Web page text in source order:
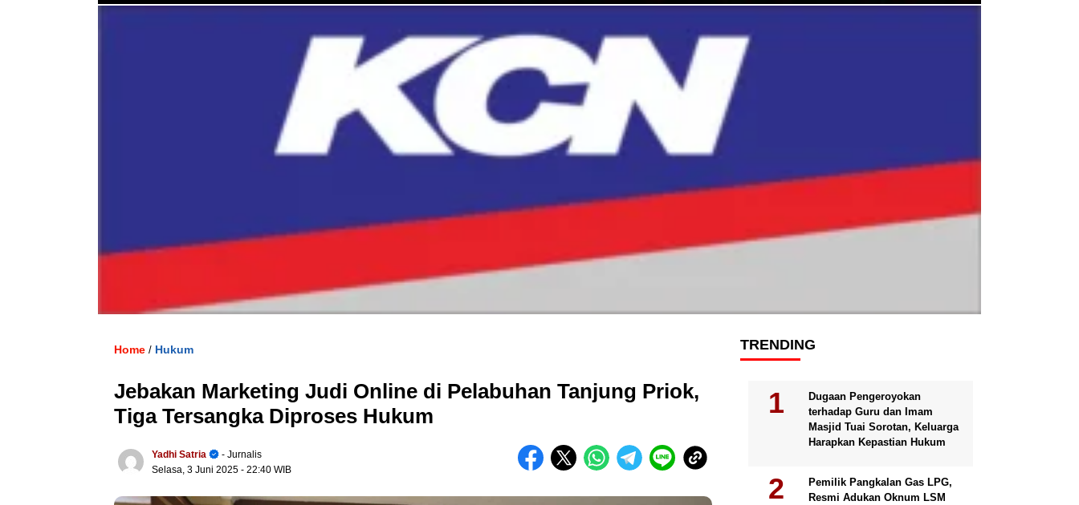
Home / Hukum
Jebakan Marketing Judi Online di Pelabuhan Tanjung Priok,
Tiga Tersangka Diproses Hukum
Yadhi Satria
- Jurnalis
Selasa, 3 Juni 2025 - 22:40 WIB
TRENDING
Dugaan Pengeroyokan
terhadap Guru dan Imam
Masjid Tuai Sorotan, Keluarga
Harapkan Kepastian Hukum
Pemilik Pangkalan Gas LPG,
Resmi Adukan Oknum LSM